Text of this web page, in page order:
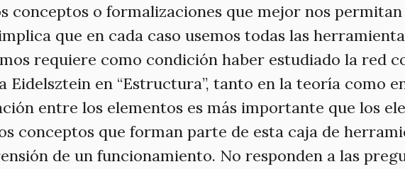
conceptos o formalizaciones que mejor nos
que en cada caso usemos todas las
requiere como condición haber estudiado la red
Eidelsztein en “Estructura”, tanto en la teoría como
entre los elementos es más importante que los
conceptos que forman parte de esta caja de
de un funcionamiento. No responden a las